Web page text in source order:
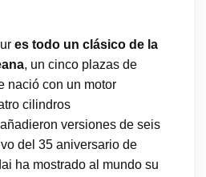
es todo un clásico de la
, un cinco plazas de
nació con un motor
cilindros
versiones de seis
del 35 aniversario de
ha mostrado al mundo su